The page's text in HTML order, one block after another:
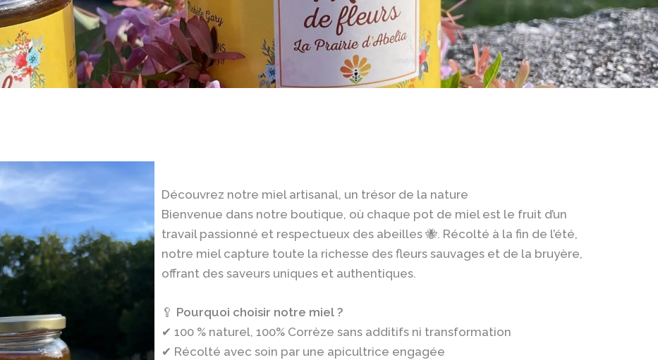
Découvrez notre miel artisanal, un trésor de la nature
Bienvenue dans notre boutique, où chaque pot de miel est le fruit d’un
travail passionné et respectueux des abeilles 🐝. Récolté à la fin de l’été,
notre miel capture toute la richesse des fleurs sauvages et de la bruyère,
offrant des saveurs uniques et authentiques.
🥄 Pourquoi choisir notre miel ?
✔ 100 % naturel, 100% Corrèze sans additifs ni transformation
✔ Récolté avec soin par une apicultrice engagée